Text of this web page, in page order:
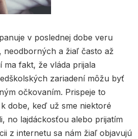
v poslednej dobe veru
a žiaľ často až
fakt, že vláda prijala
zariadení môžu byť
očkovaním. Prispeje to
dobe, keď už sme niektoré
no lajdáckosťou alebo prijatím
z internetu sa nám žiaľ objavujú